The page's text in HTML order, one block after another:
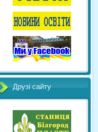
Друзі сайту